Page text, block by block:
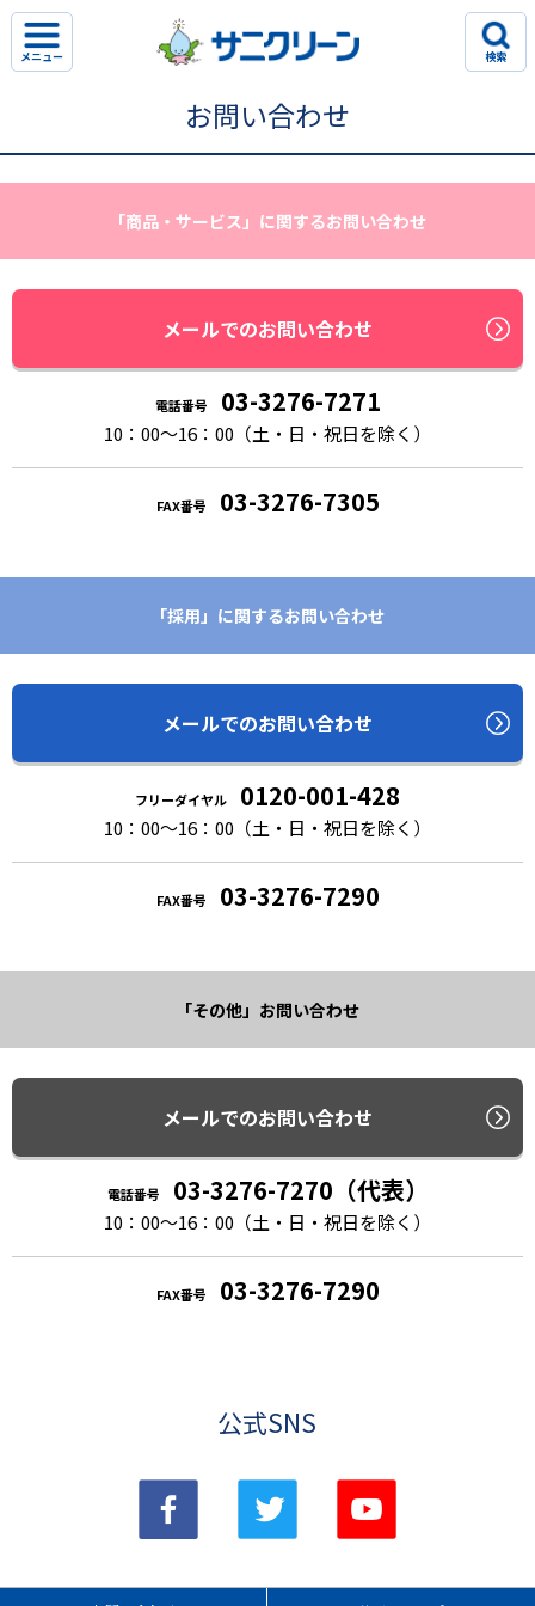
メニュー 検索
お問い合わせ
「商品・サービス」に関するお問い合わせ
メールでのお問い合わせ
電話番号 03-3276-7271
10：00〜16：00（土・日・祝日を除く）
FAX番号 03-3276-7305
「採用」に関するお問い合わせ
メールでのお問い合わせ
フリーダイヤル 0120-001-428
10：00〜16：00（土・日・祝日を除く）
FAX番号 03-3276-7290
「その他」お問い合わせ
メールでのお問い合わせ
電話番号 03-3276-7270（代表）
10：00〜16：00（土・日・祝日を除く）
FAX番号 03-3276-7290
公式SNS